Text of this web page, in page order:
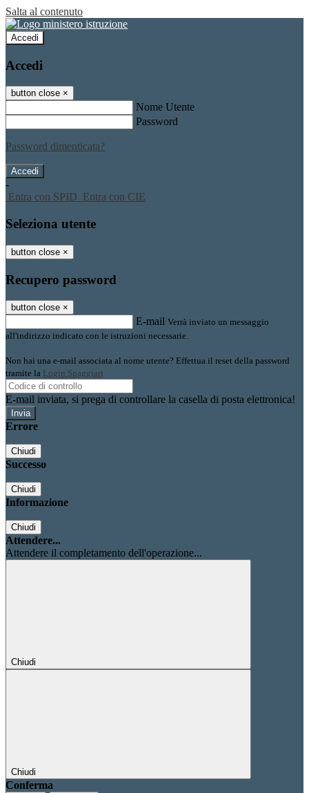
Salta al contenuto
Accedi
Accedi
button close ×
Nome Utente
Password
Password dimenticata?
-
Entra con SPID Entra con CIE
Seleziona utente
button close ×
Recupero password
button close ×
E-mail Verrà inviato un messaggio
all'indirizzo indicato con le istruzioni necessarie.
Non hai una e-mail associata al nome utente? Effettua il reset della password
tramite la Login Spaggiari
E-mail inviata, si prega di controllare la casella di posta elettronica!
Errore
Chiudi
Successo
Chiudi
Informazione
Chiudi
Attendere...
Attendere il completamento dell'operazione...
Chiudi
Chiudi
Conferma